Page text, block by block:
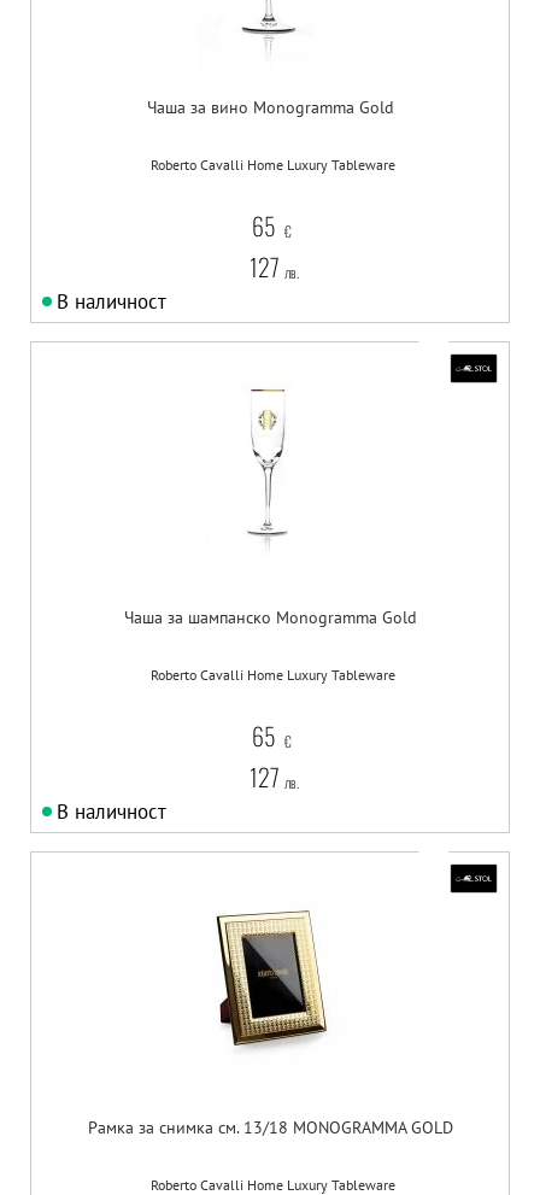
Чаша за вино Monogramma Gold
Roberto Cavalli Home Luxury Tableware
65 €
127 лв.
В наличност
Чаша за шампанско Monogramma Gold
Roberto Cavalli Home Luxury Tableware
65 €
127 лв.
В наличност
Рамка за снимка см. 13/18 MONOGRAMMA GOLD
Roberto Cavalli Home Luxury Tableware